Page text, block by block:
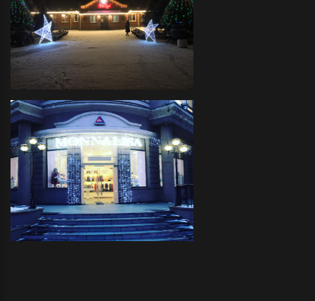
территории
Трактир "COVBOY"- декоративное
оформление светодиодной
иллюминацией прилегающей
территории и украшение
светодиодными фигурами